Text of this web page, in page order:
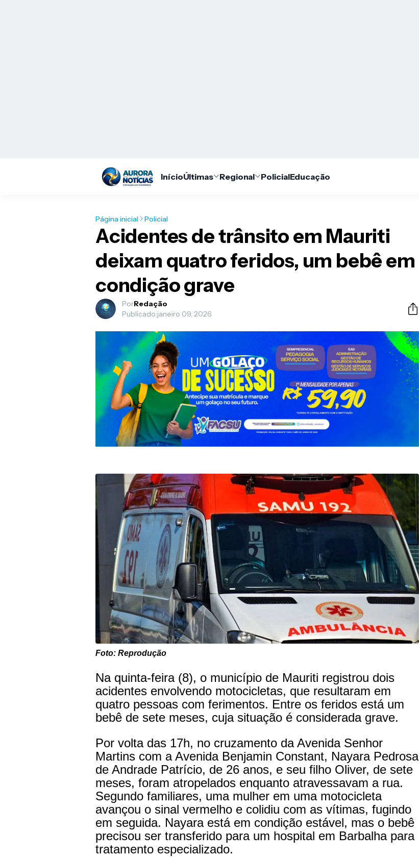
InícioÚltimas Regional PolicialEducação
Página inicial Policial
Acidentes de trânsito em Mauriti
deixam quatro feridos, um bebê em
condição grave
PorRedação
Publicado:janeiro 09, 2026
Foto: Reprodução
Na quinta-feira (8), o município de Mauriti registrou dois
acidentes envolvendo motocicletas, que resultaram em
quatro pessoas com ferimentos. Entre os feridos está um
bebê de sete meses, cuja situação é considerada grave.
Por volta das 17h, no cruzamento da Avenida Senhor
Martins com a Avenida Benjamin Constant, Nayara Pedrosa
de Andrade Patrício, de 26 anos, e seu filho Oliver, de sete
meses, foram atropelados enquanto atravessavam a rua.
Segundo familiares, uma mulher em uma motocicleta
avançou o sinal vermelho e colidiu com as vítimas, fugindo
em seguida. Nayara está em condição estável, mas o bebê
precisou ser transferido para um hospital em Barbalha para
tratamento especializado.